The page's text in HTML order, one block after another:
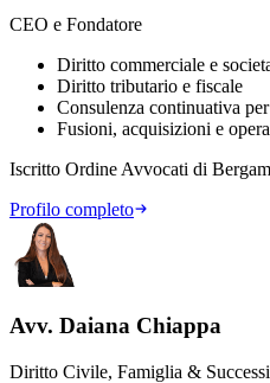
CEO e Fondatore
Diritto commerciale e
Diritto tributario e fiscale
Consulenza continuativa
Fusioni, acquisizioni e
Iscritto Ordine Avvocati di
Profilo completo
Avv. Daiana Chiappa
Diritto Civile, Famiglia &